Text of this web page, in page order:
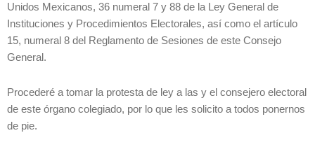
Unidos Mexicanos, 36 numeral 7 y 88 de la Ley General de
Instituciones y Procedimientos Electorales, así como el artículo
15, numeral 8 del Reglamento de Sesiones de este Consejo
General.
Procederé a tomar la protesta de ley a las y el consejero electoral
de este órgano colegiado, por lo que les solicito a todos ponernos
de pie.